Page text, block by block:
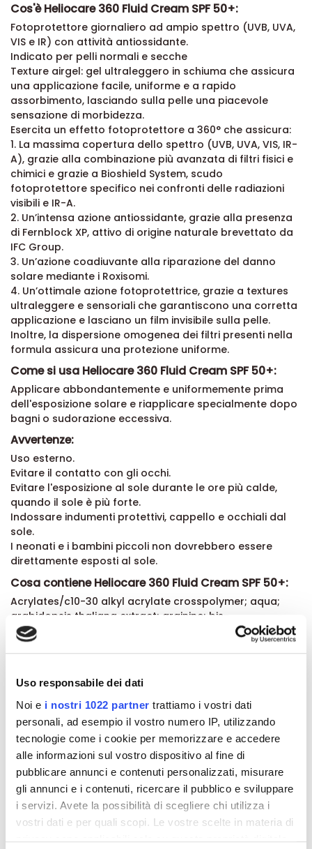
Uso responsabile dei dati
Noi e i nostri 1022 partner trattiamo i vostri dati
personali, ad esempio il vostro numero IP, utilizzando
tecnologie come i cookie per memorizzare e accedere
alle informazioni sul vostro dispositivo al fine di
pubblicare annunci e contenuti personalizzati, misurare
gli annunci e i contenuti, ricercare il pubblico e sviluppare
i servizi. Avete la possibilità di scegliere chi utilizza i
vostri dati e per quali scopi. Le vostre scelte in materia di
Cos'è Heliocare 360 Fluid Cream SPF 50+:
Fotoprotettore giornaliero ad ampio spettro (UVB, UVA,
VIS e IR) con attività antiossidante.
Indicato per pelli normali e secche
Texture airgel: gel ultraleggero in schiuma che assicura
una applicazione facile, uniforme e a rapido
assorbimento, lasciando sulla pelle una piacevole
sensazione di morbidezza.
Esercita un effetto fotoprotettore a 360° che assicura:
1. La massima copertura dello spettro (UVB, UVA, VIS, IR-
A), grazie alla combinazione più avanzata di filtri fisici e
chimici e grazie a Bioshield System, scudo
fotoprotettore specifico nei confronti delle radiazioni
visibili e IR-A.
2. Un’intensa azione antiossidante, grazie alla presenza
di Fernblock XP, attivo di origine naturale brevettato da
IFC Group.
3. Un’azione coadiuvante alla riparazione del danno
solare mediante i Roxisomi.
4. Un’ottimale azione fotoprotettrice, grazie a textures
ultraleggere e sensoriali che garantiscono una corretta
applicazione e lasciano un film invisibile sulla pelle.
Inoltre, la dispersione omogenea dei filtri presenti nella
formula assicura una protezione uniforme.
Come si usa Heliocare 360 Fluid Cream SPF 50+:
Applicare abbondantemente e uniformemente prima
dell'esposizione solare e riapplicare specialmente dopo
bagni o sudorazione eccessiva.
Avvertenze:
Uso esterno.
Evitare il contatto con gli occhi.
Evitare l'esposizione al sole durante le ore più calde,
quando il sole è più forte.
Indossare indumenti protettivi, cappello e occhiali dal
sole.
I neonati e i bambini piccoli non dovrebbero essere
direttamente esposti al sole.
Cosa contiene Heliocare 360 Fluid Cream SPF 50+:
Acrylates/c10-30 alkyl acrylate crosspolymer; aqua;
arabidopsis thaliana extract; arginine; bis-
ethylhexyloxyphenol methoxyphenyl triazine; butylene
glycol; c12-15 alkyl benzoate; caffeic acid; camelia
diethylamino hydroxybenzoyl hexyl benzoate
diethylhexyl butamido triazone; dipropylene glycol
dibenzoate; disodium ethylene dicocamide peg-15
disulfate; ethyl ascorbic acid; ethyl lauroyl arginate hcl;
ethyl linoleate; ethylhexyl ferulate; ethylhexyl triazone;
ethylhexylglycerin ferulic acid; glycerin; hectorite;
hexylene glycol; hydroxypropylcellulose; isoamyl
laurate; lecithin; limonene; linalool; manganese oxide;
melanin; oleyl alcohol; oxothiazolidine; panthenyl
triacetate; parfum; physalis angulata extract;